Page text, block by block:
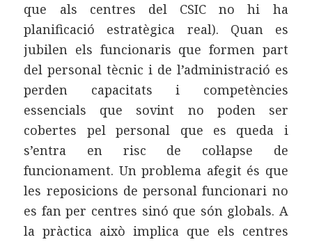
que als centres del CSIC no hi ha
planificació estratègica real). Quan es
jubilen els funcionaris que formen part
del personal tècnic i de l’administració es
perden capacitats i competències
essencials que sovint no poden ser
cobertes pel personal que es queda i
s’entra en risc de col·lapse de
funcionament. Un problema afegit és que
les reposicions de personal funcionari no
es fan per centres sinó que són globals. A
la pràctica això implica que els centres